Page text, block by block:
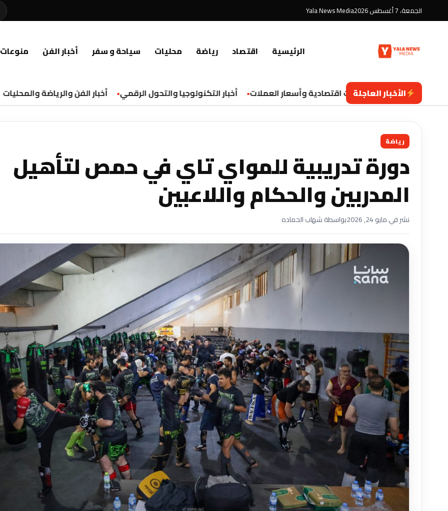
الجمعة، 7 أغسطس 2026 Yala News Media
الرئيسية اقتصاد رياضة محليات سياحة و سفر أخبار الفن منوعات
الأخبار العاجلة
تحديثات اقتصادية وأسعار العملات أخبار التكنولوجيا والتحول الرقمي أخبار الفن والرياضة والمحليات
رياضة
دورة تدريبية للمواي تاي في حمص لتأهيل
المدربين والحكام واللاعبين
نشر في مايو 24, 2026 بواسطة شهاب الحماده